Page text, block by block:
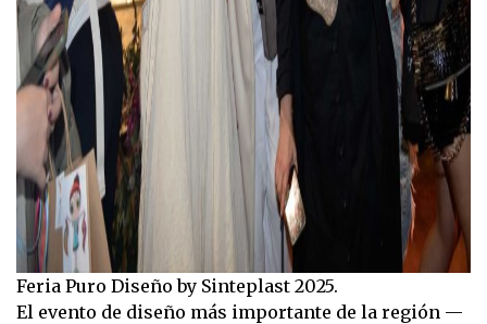
Feria Puro Diseño by Sinteplast 2025.
El evento de diseño más importante de la región —